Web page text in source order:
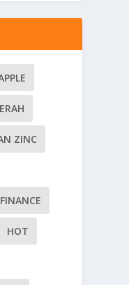
ZINC
FINANCE
HOT